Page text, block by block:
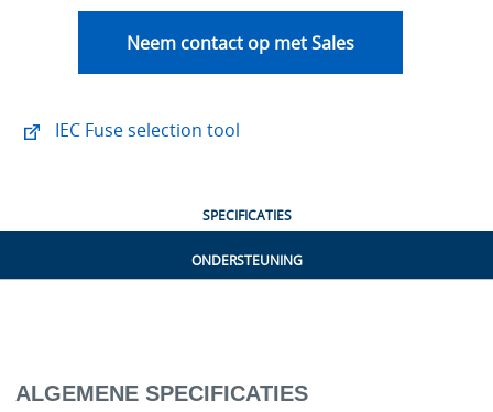
Neem contact op met Sales
IEC Fuse selection tool
SPECIFICATIES
ONDERSTEUNING
ALGEMENE SPECIFICATIES